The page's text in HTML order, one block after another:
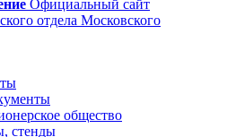
Официальный сайт
отдела Московского
общество
стенды